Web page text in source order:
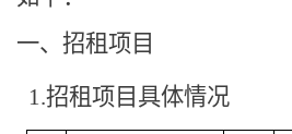
一、 招租项目
1.招租项目具体情况